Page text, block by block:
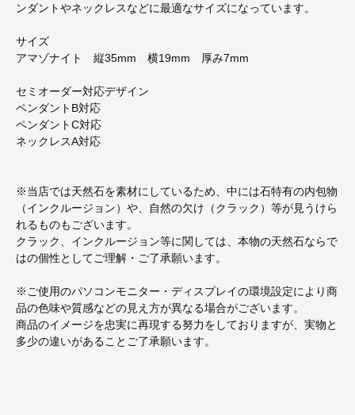
ンダントやネックレスなどに最適なサイズになっています。
サイズ
アマゾナイト 縦35mm 横19mm 厚み7mm
セミオーダー対応デザイン
ペンダントB対応
ペンダントC対応
ネックレスA対応
※当店では天然石を素材にしているため、中には石特有の内包物
（インクルージョン）や、自然の欠け（クラック）等が見うけら
れるものもございます。
クラック、インクルージョン等に関しては、本物の天然石ならで
はの個性としてご理解・ご了承願います。
※ご使用のパソコンモニター・ディスプレイの環境設定により商
品の色味や質感などの見え方が異なる場合がございます。
商品のイメージを忠実に再現する努力をしておりますが、実物と
多少の違いがあることご了承願います。